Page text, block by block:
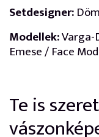
Setdesigner:
Modellek:
Emese / Face
Te is